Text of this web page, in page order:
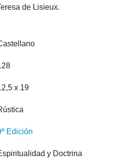
de Lisieux.
x 19
Edición
y Doctrina